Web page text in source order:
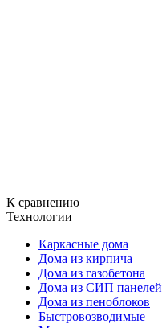
К сравнению
Технологии
Каркасные дома
Дома из кирпича
Дома из газобетона
Дома из СИП панелей
Дома из пеноблоков
Быстровозводимые